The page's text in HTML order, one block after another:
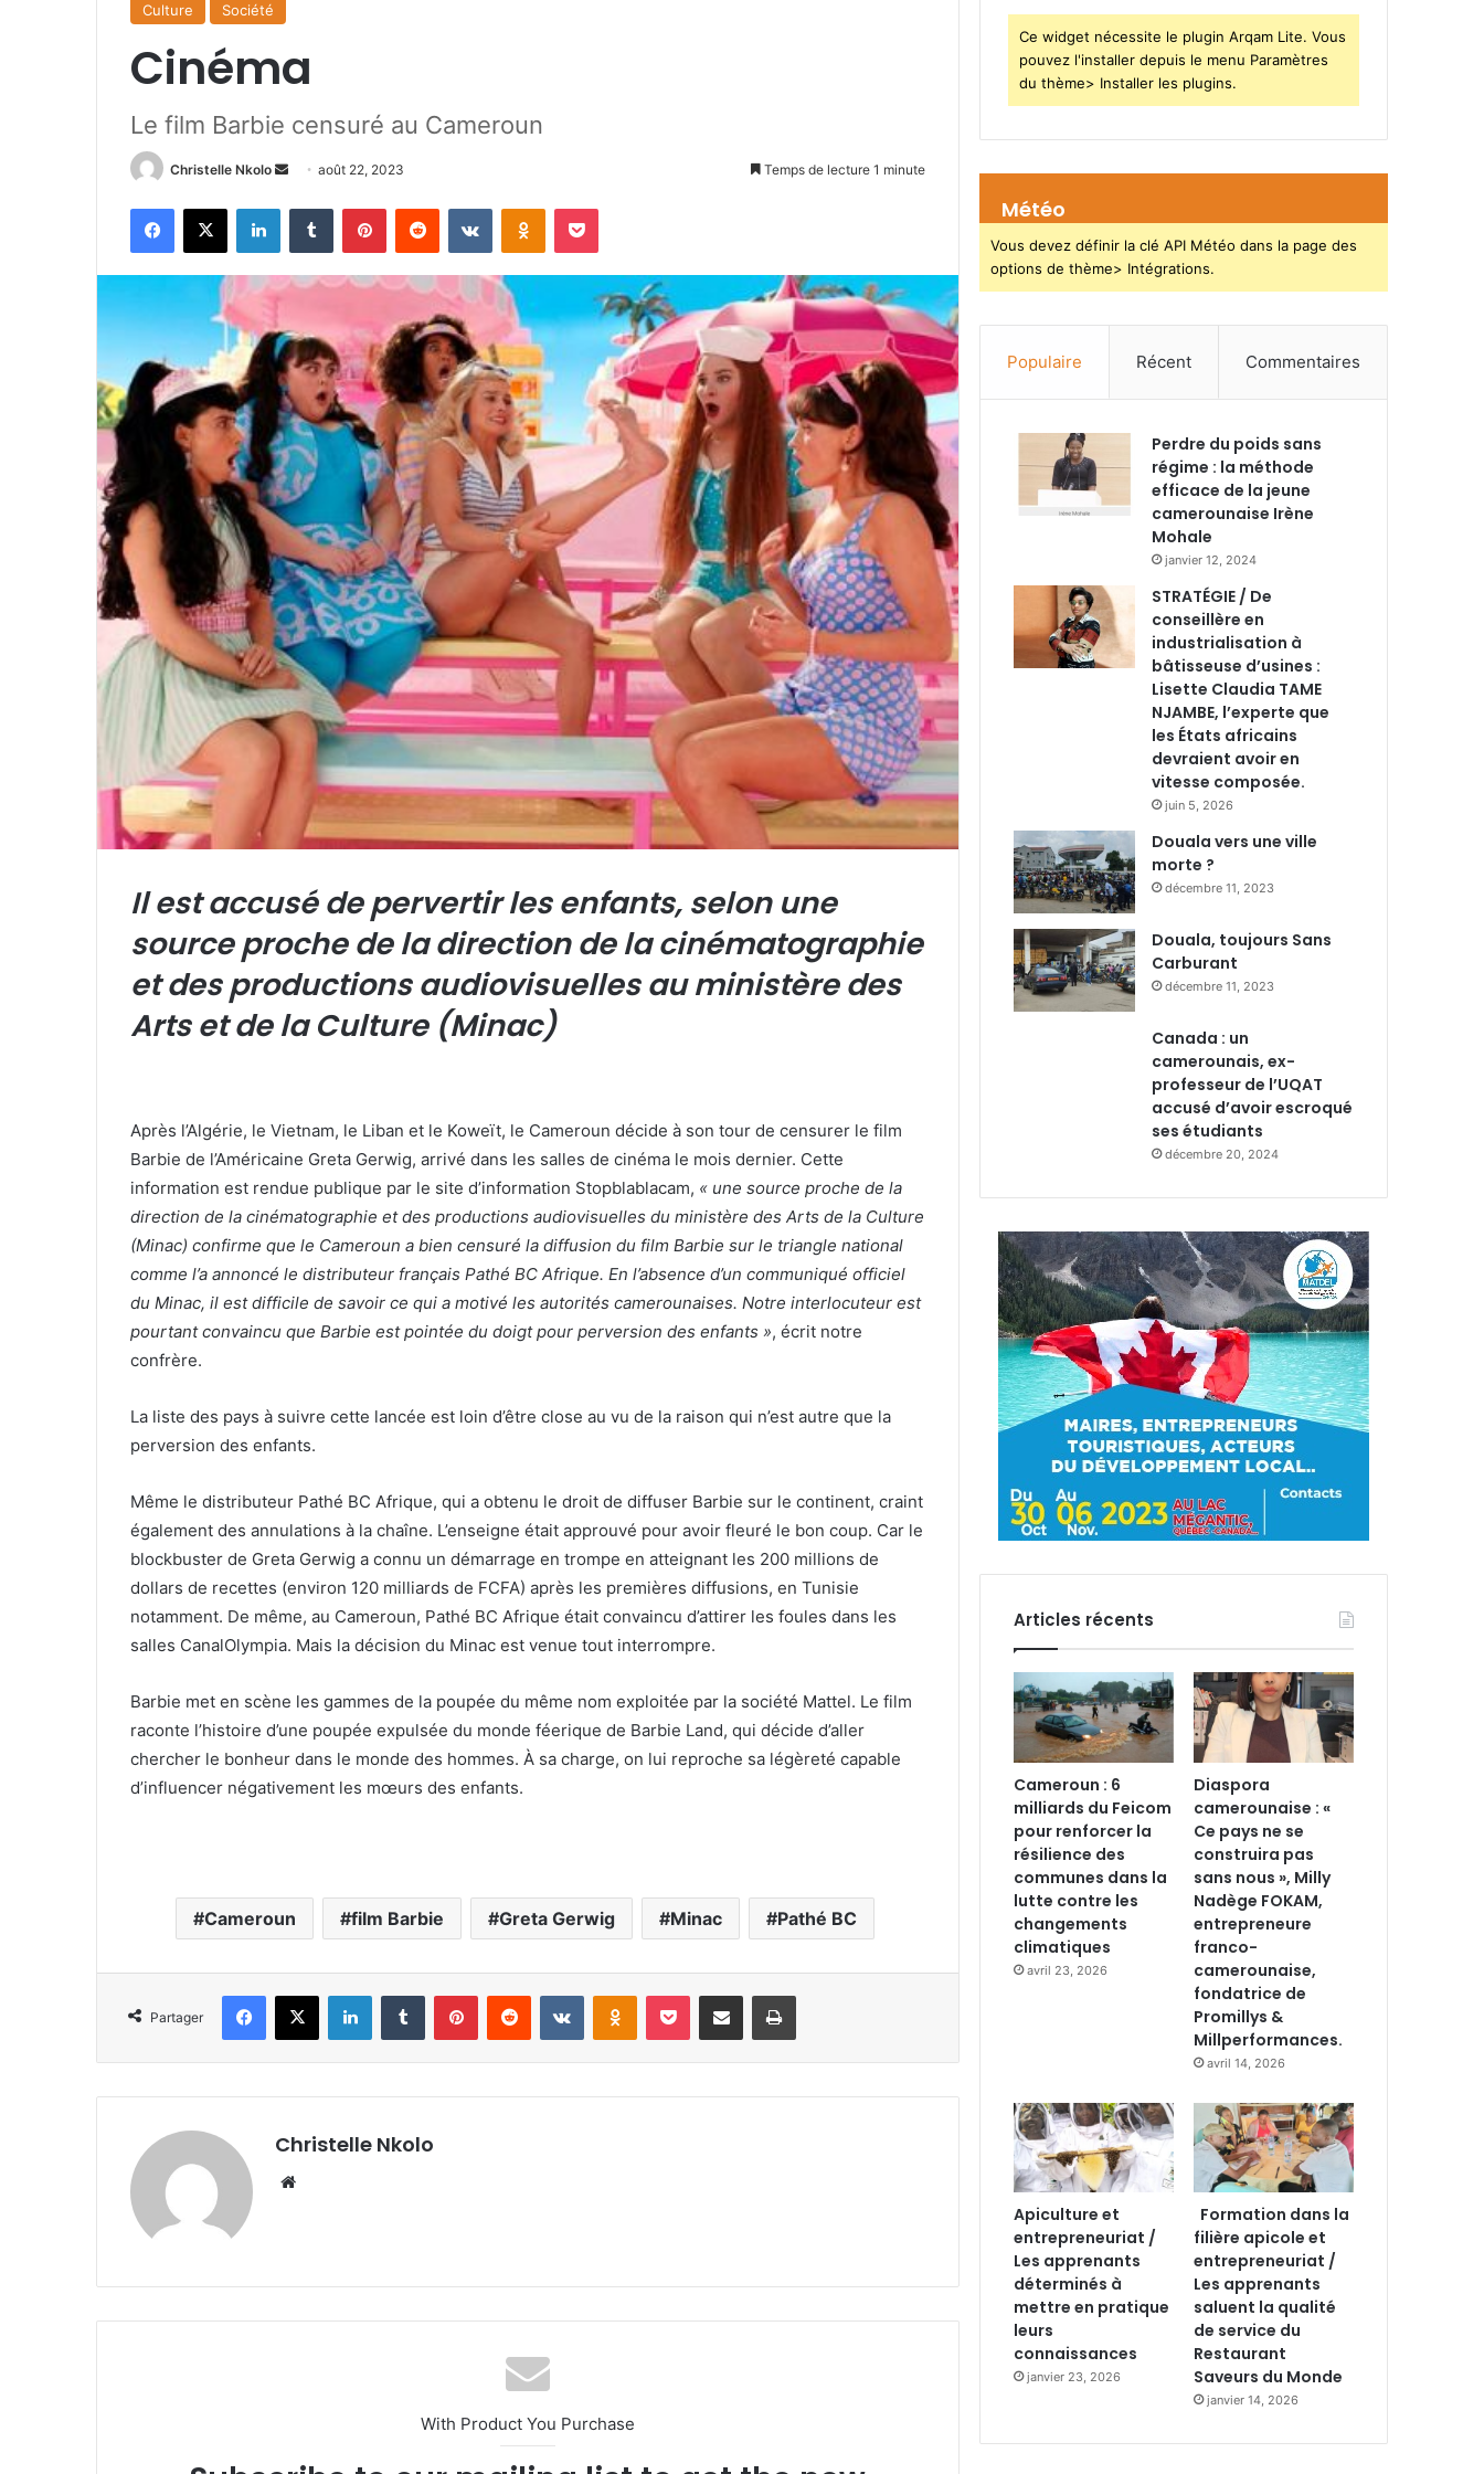
Culture Société
Cinéma
Le film Barbie censuré au Cameroun
Christelle Nkolo
o
y
r
u
n
c
o
u
r
i
e
l
août 22, 2023 Temps de lecture 1 minute
Il est accusé de pervertir les enfants, selon une
source proche de la direction de la cinématographie
et des productions audiovisuelles au ministère des
Arts et de la Culture (Minac)
Après l’Algérie, le Vietnam, le Liban et le Koweït, le Cameroun décide à son tour de censurer le film
Barbie de l’Américaine Greta Gerwig, arrivé dans les salles de cinéma le mois dernier. Cette
information est rendue publique par le site d’information Stopblablacam, « une source proche de la
direction de la cinématographie et des productions audiovisuelles du ministère des Arts de la Culture
(Minac) confirme que le Cameroun a bien censuré la diffusion du film Barbie sur le triangle national
comme l’a annoncé le distributeur français Pathé BC Afrique. En l’absence d’un communiqué officiel
du Minac, il est difficile de savoir ce qui a motivé les autorités camerounaises. Notre interlocuteur est
pourtant convaincu que Barbie est pointée du doigt pour perversion des enfants », écrit notre
confrère.
La liste des pays à suivre cette lancée est loin d’être close au vu de la raison qui n’est autre que la
perversion des enfants.
Même le distributeur Pathé BC Afrique, qui a obtenu le droit de diffuser Barbie sur le continent, craint
également des annulations à la chaîne. L’enseigne était approuvé pour avoir fleuré le bon coup. Car le
blockbuster de Greta Gerwig a connu un démarrage en trompe en atteignant les 200 millions de
dollars de recettes (environ 120 milliards de FCFA) après les premières diffusions, en Tunisie
notamment. De même, au Cameroun, Pathé BC Afrique était convaincu d’attirer les foules dans les
salles CanalOlympia. Mais la décision du Minac est venue tout interrompre.
Barbie met en scène les gammes de la poupée du même nom exploitée par la société Mattel. Le film
raconte l’histoire d’une poupée expulsée du monde féerique de Barbie Land, qui décide d’aller
chercher le bonheur dans le monde des hommes. À sa charge, on lui reproche sa légèreté capable
d’influencer négativement les mœurs des enfants.
Cameroun film Barbie Greta Gerwig Minac Pathé BC
Partager
Christelle Nkolo
With Product You Purchase
Ce widget nécessite le plugin Arqam Lite. Vous
pouvez l'installer depuis le menu Paramètres
du thème> Installer les plugins.
Météo
Vous devez définir la clé API Météo dans la page des
options de thème> Intégrations.
Populaire Récent Commentaires
Perdre du poids sans
régime : la méthode
efficace de la jeune
camerounaise Irène
Mohale
janvier 12, 2024
STRATÉGIE / De
conseillère en
industrialisation à
bâtisseuse d’usines :
Lisette Claudia TAME
NJAMBE, l’experte que
les États africains
devraient avoir en
vitesse composée.
juin 5, 2026
Douala vers une ville
morte ?
décembre 11, 2023
Douala, toujours Sans
Carburant
décembre 11, 2023
Canada : un
camerounais, ex-
professeur de l’UQAT
accusé d’avoir escroqué
ses étudiants
décembre 20, 2024
Articles récents
Cameroun : 6
milliards du Feicom
pour renforcer la
résilience des
communes dans la
lutte contre les
changements
climatiques
avril 23, 2026
Diaspora
camerounaise : «
Ce pays ne se
construira pas
sans nous », Milly
Nadège FOKAM,
entrepreneure
franco-
camerounaise,
fondatrice de
Promillys &
Millperformances.
avril 14, 2026
Apiculture et
entrepreneuriat /
Les apprenants
déterminés à
mettre en pratique
leurs
connaissances
janvier 23, 2026
Formation dans la
filière apicole et
entrepreneuriat /
Les apprenants
saluent la qualité
de service du
Restaurant
Saveurs du Monde
janvier 14, 2026